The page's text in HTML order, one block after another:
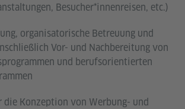
Besucher*innenreisen, etc.)
organisatorische Betreuung und
Vor- und Nachbereitung von
und berufsorientierten
Konzeption von Werbung- und